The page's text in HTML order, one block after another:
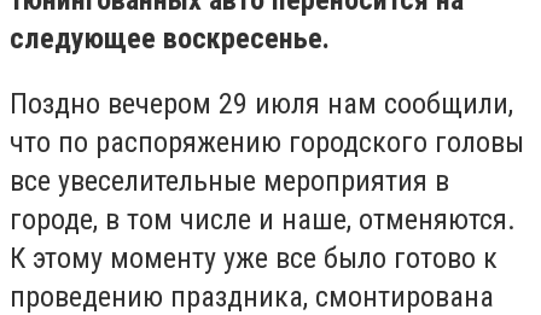
следующее воскресенье.
Поздно вечером 29 июля нам сообщили,
что по распоряжению городского головы
все увеселительные мероприятия в
городе, в том числе и наше, отменяются.
К этому моменту уже все было готово к
проведению праздника, смонтирована